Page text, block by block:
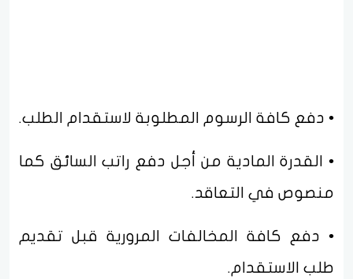
• دفع كافة الرسوم المطلوبة لاستقدام الطلب.
• القدرة المادية من أجل دفع راتب السائق كما
منصوص في التعاقد.
• دفع كافة المخالفات المرورية قبل تقديم
طلب الاستقدام.